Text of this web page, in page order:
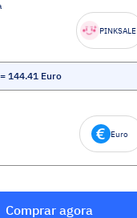
PINKSALE
= 144.41 Euro
Euro
Comprar agora